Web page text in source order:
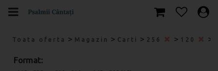
Toata oferta > Magazin > Carti > 256 > 120 >
Format: